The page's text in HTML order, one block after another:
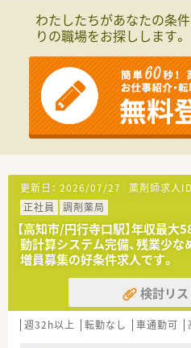
■調剤・投薬・監査等、外来
す。
■総合科目を応需しています
■処方箋枚数は1日あたり平均
■投薬口は4か所あり、立ち投
患者様のプライバシーに配
で区切られています。
■在宅業務もございます。こ
応じてご担当頂く場合がござ
■クリーンベンチも導入され
＜研修制度＞
■ご入職後は店舗での実務を
す。
ベテランの社員さんもおら
■認定薬剤師取得サポートと
す。
■1年に3回（3月、7月、11月）
ネージャー・看護師・事務職
れています。薬の知識だけで
専門家による接遇研修等も行
■保険薬局での勤務未経験の
わたしたちがあなたの条
りの職場をお探しします。
更新日： 2026/07/27 薬剤師求人ID
正社員
調剤薬局
【高知市/円行寺口駅】年収最大
動計算システム完備、残業少
増員募集の好条件求人です。
検討リ
週32h以上 転勤なし 車通勤可